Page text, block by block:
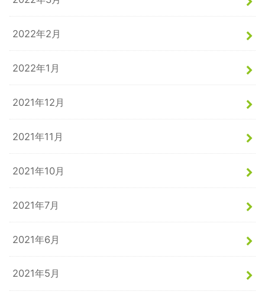
2022年2月
2022年1月
2021年12月
2021年11月
2021年10月
2021年7月
2021年6月
2021年5月